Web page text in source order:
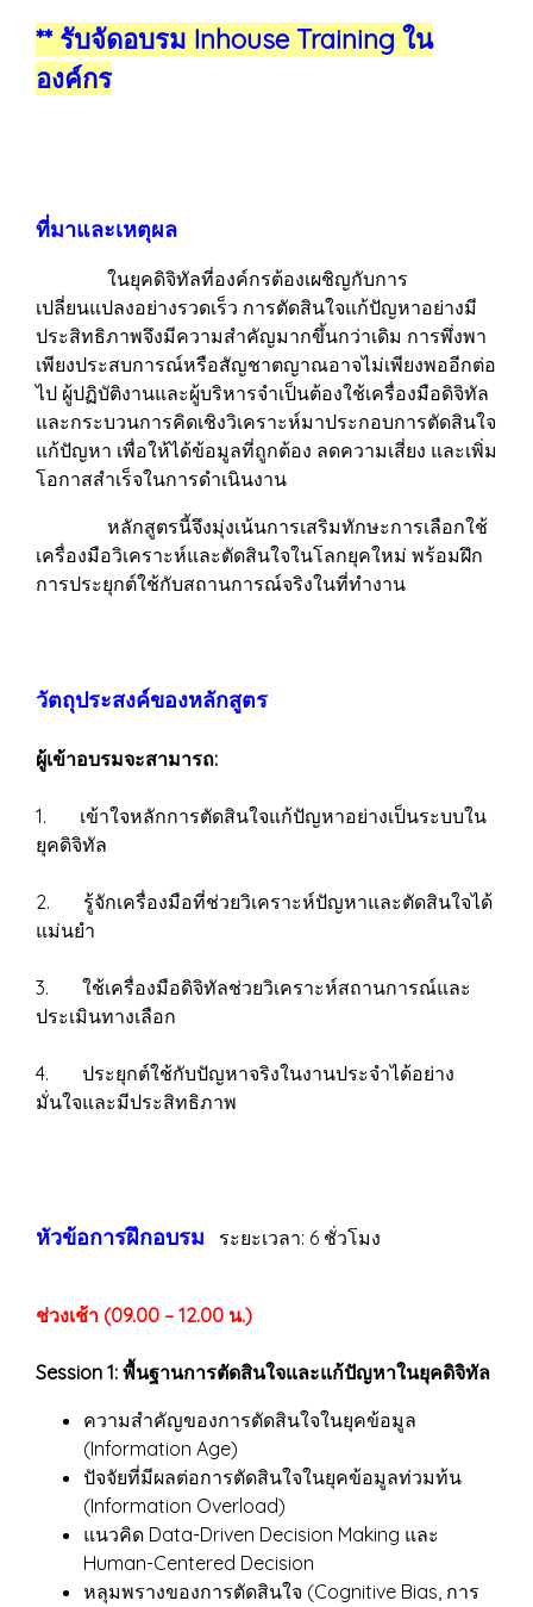
** รับจัดอบรม Inhouse Training ใน
องค์กร
ที่มาและเหตุผล
ในยุคดิจิทัลที่องค์กรต้องเผชิญกับการ
เปลี่ยนแปลงอย่างรวดเร็ว การตัดสินใจแก้ปัญหาอย่างมี
ประสิทธิภาพจึงมีความสำคัญมากขึ้นกว่าเดิม การพึ่งพา
เพียงประสบการณ์หรือสัญชาตญาณอาจไม่เพียงพออีกต่อ
ไป ผู้ปฏิบัติงานและผู้บริหารจำเป็นต้องใช้เครื่องมือดิจิทัล
และกระบวนการคิดเชิงวิเคราะห์มาประกอบการตัดสินใจ
แก้ปัญหา เพื่อให้ได้ข้อมูลที่ถูกต้อง ลดความเสี่ยง และเพิ่ม
โอกาสสำเร็จในการดำเนินงาน
หลักสูตรนี้จึงมุ่งเน้นการเสริมทักษะการเลือกใช้
เครื่องมือวิเคราะห์และตัดสินใจในโลกยุคใหม่ พร้อมฝึก
การประยุกต์ใช้กับสถานการณ์จริงในที่ทำงาน
วัตถุประสงค์ของหลักสูตร
ผู้เข้าอบรมจะสามารถ:
1. เข้าใจหลักการตัดสินใจแก้ปัญหาอย่างเป็นระบบใน
ยุคดิจิทัล
2. รู้จักเครื่องมือที่ช่วยวิเคราะห์ปัญหาและตัดสินใจได้
แม่นยำ
3. ใช้เครื่องมือดิจิทัลช่วยวิเคราะห์สถานการณ์และ
ประเมินทางเลือก
4. ประยุกต์ใช้กับปัญหาจริงในงานประจำได้อย่าง
มั่นใจและมีประสิทธิภาพ
หัวข้อการฝึกอบรม ระยะเวลา: 6 ชั่วโมง
ช่วงเช้า (09.00 – 12.00 น.)
Session 1: พื้นฐานการตัดสินใจและแก้ปัญหาในยุคดิจิทัล
ความสำคัญของการตัดสินใจในยุคข้อมูล
(Information Age)
ปัจจัยที่มีผลต่อการตัดสินใจในยุคข้อมูลท่วมท้น
(Information Overload)
แนวคิด Data-Driven Decision Making และ
Human-Centered Decision
หลุมพรางของการตัดสินใจ (Cognitive Bias, การ